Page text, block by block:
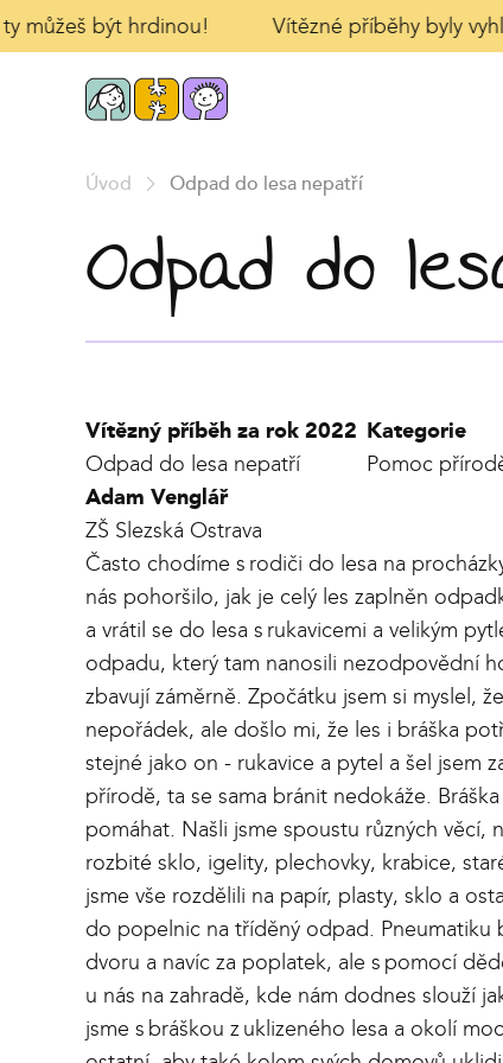
můžeš být hrdinou! Vítězné příběhy byly
Úvod Odpad do lesa nepatří
Odpad do
Vítězný příběh za rok 2022
Odpad do lesa nepatří
Kategorie
Pomoc
Adam Venglář
ZŠ Slezská Ostrava
Často chodíme s rodiči do lesa na
nás pohoršilo, jak je celý les zaplněn
a vrátil se do lesa s rukavicemi a velikým
odpadu, který tam nanosili nezodpovědní
zbavují záměrně. Zpočátku jsem si myslel,
nepořádek, ale došlo mi, že les i bráška
stejné jako on - rukavice a pytel a šel jsem
přírodě, ta se sama bránit nedokáže.
pomáhat. Našli jsme spoustu různých věcí,
rozbité sklo, igelity, plechovky, krabice,
jsme vše rozdělili na papír, plasty, sklo a
do popelnic na tříděný odpad.
dvoru a navíc za poplatek, ale s pomocí
u nás na zahradě, kde nám dodnes slouží
jsme s bráškou z uklizeného lesa a okolí